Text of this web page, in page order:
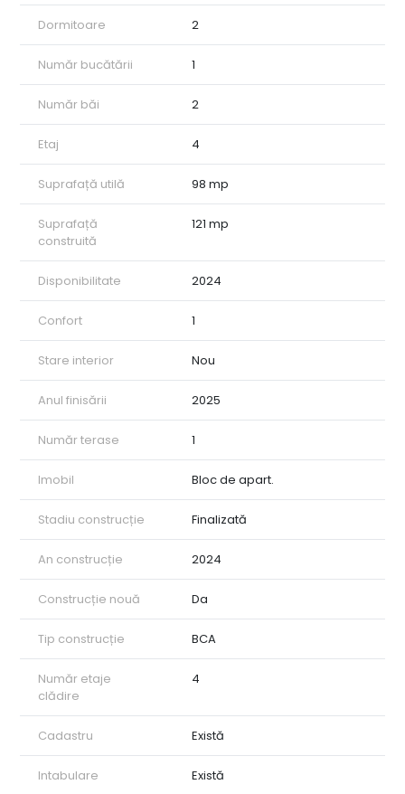
pe tot parcursul zilei.
Un avantaj major al acestei proprietăți este locul de parcare
privat, inclus în preț, situat în curtea imobilului cu acces
securizat. Amplasarea la ultimul două nivel al blocului
ID intern: CP2953111
Dormitoare 2
Număr bucătării 1
Număr băi 2
Etaj 4
Suprafață utilă 98 mp
Suprafață
construită
121 mp
Disponibilitate 2024
Confort 1
Stare interior Nou
Anul finisării 2025
Număr terase 1
Imobil Bloc de apart.
Stadiu construcție Finalizată
An construcție 2024
Construcție nouă Da
Tip construcție BCA
Număr etaje
clădire
4
Cadastru Există
Intabulare Există